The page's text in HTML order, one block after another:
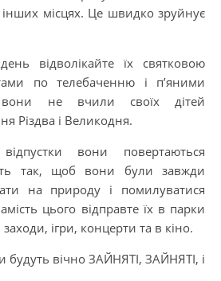
інших місцях. Це швидко зруйнує
відволікайте їх святковою
по телебаченню і п’яними
не вчили своїх дітей
Різдва і Великодня.
вони повертаються
так, щоб вони були завжди
на природу і помилуватися
цього відправте їх в парки
ігри, концерти та в кіно.
будуть вічно ЗАЙНЯТІ, ЗАЙНЯТІ, і